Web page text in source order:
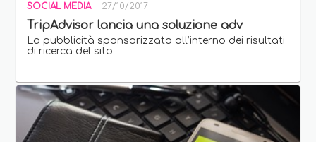
SOCIAL MEDIA 27/10/2017
TripAdvisor lancia una soluzione adv
La pubblicità sponsorizzata all’interno dei risultati
di ricerca del sito